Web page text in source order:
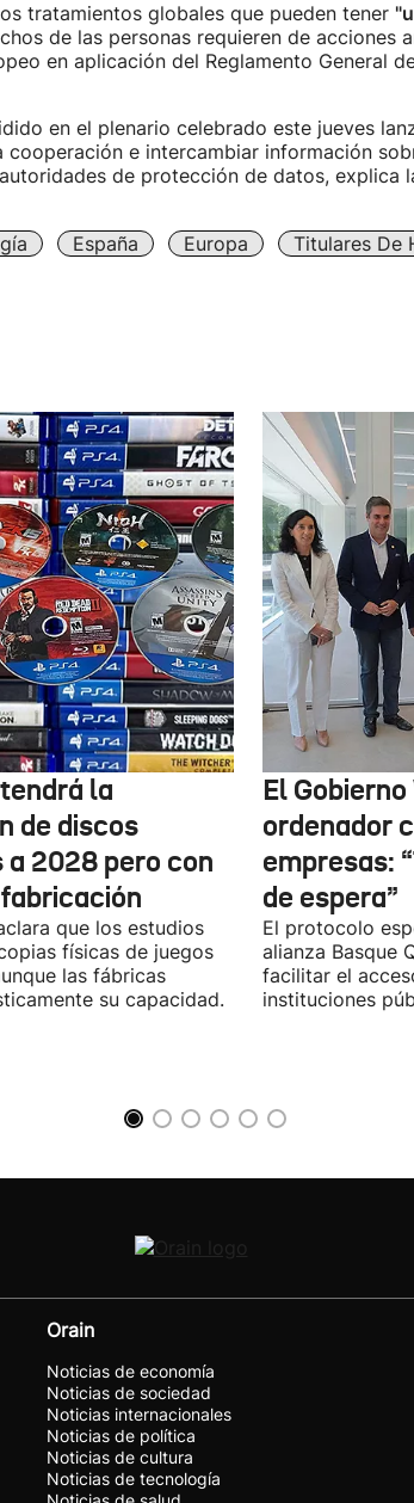
tratamientos globales que pueden tener
de las personas requieren de acciones
en aplicación del Reglamento General
en el plenario celebrado este jueves
e intercambiar información
de protección de datos, explica
España Europa
Titulares De
la
de discos
2028 pero con
que los estudios
físicas de juegos
las fábricas
su capacidad.
El
ordenador
empresas:
de espera”
El protocolo
alianza Basque
facilitar el
instituciones
Orain
Noticias de economía
Noticias de sociedad
Noticias internacionales
Noticias de política
Noticias de cultura
Noticias de tecnología